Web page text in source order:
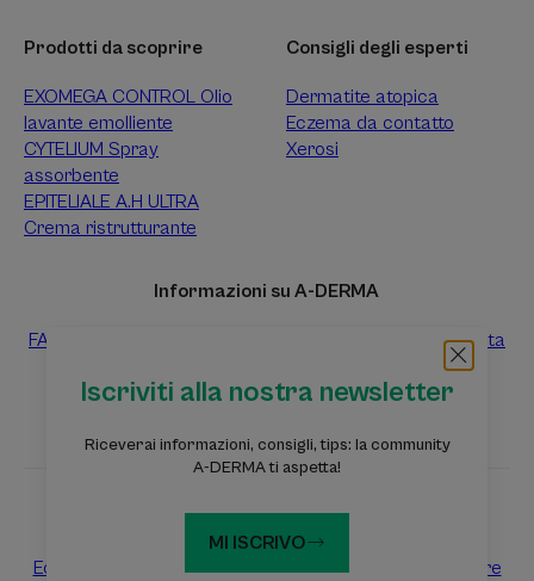
Iscriviti alla nostra newsletter
Riceverai informazioni, consigli, tips: la community
A-DERMA ti aspetta!
MI ISCRIVO
Prodotti da scoprire
EXOMEGA CONTROL Olio
lavante emolliente
CYTELIUM Spray
assorbente
EPITELIALE A.H ULTRA
Crema ristrutturante
Consigli degli esperti
Dermatite atopica
Eczema da contatto
Xerosi
Informazioni su A-DERMA
FAQ
Raccolta differenziata dei prodotti vendita
Raccolta differenziata dei campioni prova gratuiti
Siti web del Gruppo Pierre Fabre
Eczema FoundationDermawebLaboratoires Pierre Fabre